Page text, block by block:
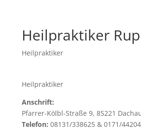
Heilpraktiker
Heilpraktiker
Heilpraktiker
Anschrift:
Pfarrer-Kölbl-Straße 9, 85221
Telefon: 08131/338625 & 0171/